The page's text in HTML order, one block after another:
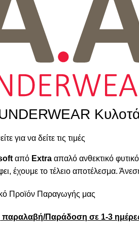
για να δείτε τις τιμές
από Extra απαλό ανθεκτικό
έχουμε το τέλειο αποτέλεσμα.
Προϊόν Παραγωγής μας
Παράδοση σε 1-3